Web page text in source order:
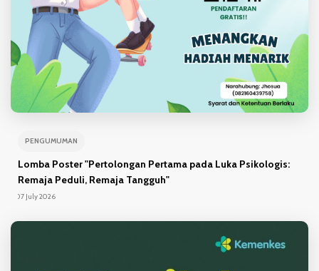
PENGUMUMAN
Lomba Poster "Pertolongan Pertama pada Luka Psikologis:
Remaja Peduli, Remaja Tangguh"
07 July 2026